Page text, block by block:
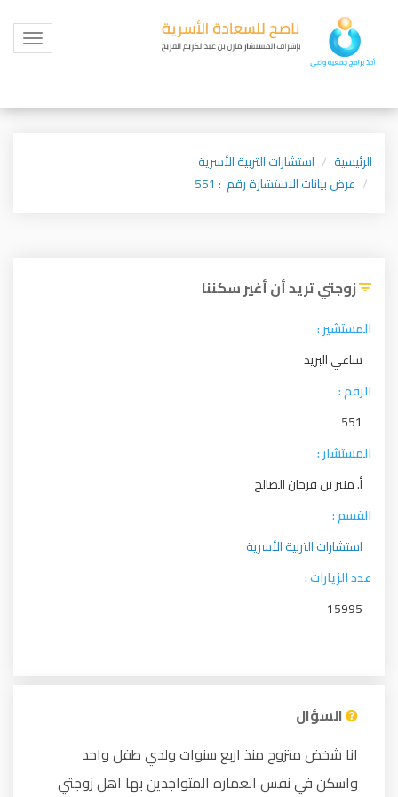
Toggle
الرئيسية
استشارات التربية الأسرية
عرض بيانات الاستشارة رقم : 551
زوجتي تريد أن أغير سكننا
المستشير :
ساعي البريد
الرقم :
551
المستشار :
أ. منير بن فرحان الصالح
القسم :
استشارات التربية الأسرية
عدد الزيارات :
15995
السؤال
انا شخض متزوج منذ اربع سنوات ولدي طفل واحد
واسكن في نفس العماره المتواجدين بها اهل زوجتي